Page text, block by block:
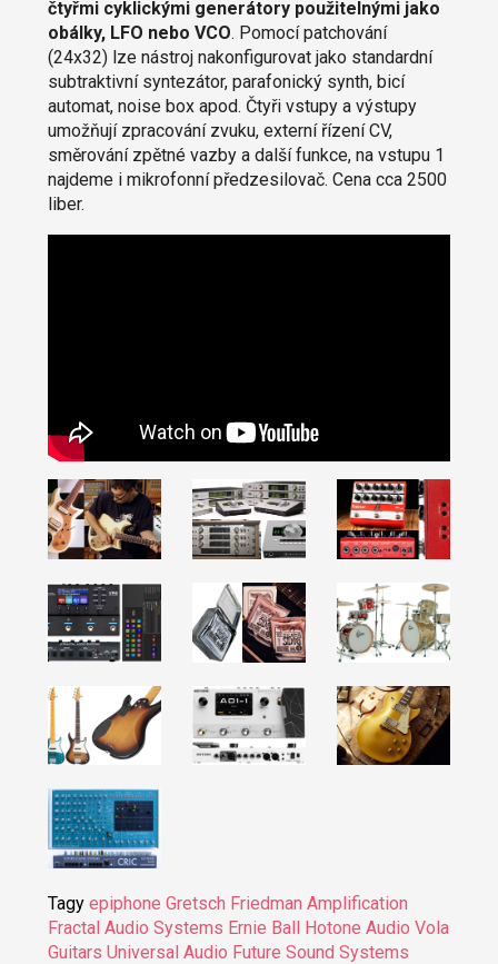
čtyřmi cyklickými generátory použitelnými jako
obálky, LFO nebo VCO. Pomocí patchování
(24x32) lze nástroj nakonfigurovat jako standardní
subtraktivní syntezátor, parafonický synth, bicí
automat, noise box apod. Čtyři vstupy a výstupy
umožňují zpracování zvuku, externí řízení CV,
směrování zpětné vazby a další funkce, na vstupu 1
najdeme i mikrofonní předzesilovač. Cena cca 2500
liber.
Tagy epiphone Gretsch Friedman Amplification
Fractal Audio Systems Ernie Ball Hotone Audio Vola
Guitars Universal Audio Future Sound Systems